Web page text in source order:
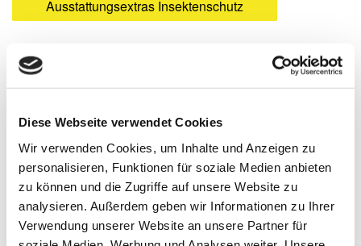
Diese Webseite verwendet Cookies
Wir verwenden Cookies, um Inhalte und Anzeigen zu
personalisieren, Funktionen für soziale Medien anbieten
zu können und die Zugriffe auf unsere Website zu
analysieren. Außerdem geben wir Informationen zu Ihrer
Verwendung unserer Website an unsere Partner für
Ausstattungsextras Insektenschutz
Das könnte Sie auch interessieren